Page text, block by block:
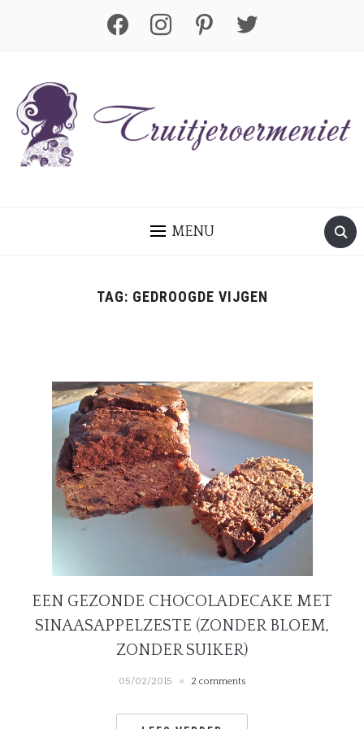
facebook instagram pinterest twitter
MENU
TAG: GEDROOGDE VIJGEN
EEN GEZONDE CHOCOLADECAKE MET
SINAASAPPELZESTE (ZONDER BLOEM,
ZONDER SUIKER)
05/02/2015 2 comments